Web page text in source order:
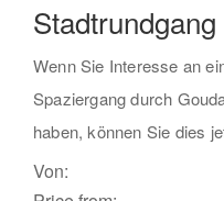
Wenn Sie Interesse an
Spaziergang durch
haben, können Sie dies
Von: